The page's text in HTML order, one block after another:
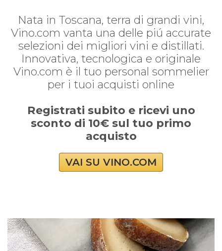
Nata in Toscana, terra di grandi vini,
Vino.com vanta una delle piú accurate
selezioni dei migliori vini e distillati.
Innovativa, tecnologica e originale
Vino.com è il tuo personal sommelier
per i tuoi acquisti online
Registrati subito e ricevi uno
sconto di 10€ sul tuo primo
acquisto
VAI SU VINO.COM